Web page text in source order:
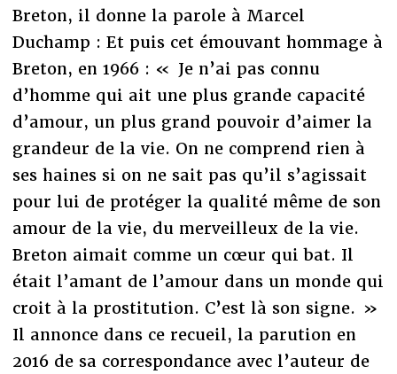
Breton, il donne la parole à Marcel
Duchamp : Et puis cet émouvant hommage à
Breton, en 1966 : « Je n’ai pas connu
d’homme qui ait une plus grande capacité
d’amour, un plus grand pouvoir d’aimer la
grandeur de la vie. On ne comprend rien à
ses haines si on ne sait pas qu’il s’agissait
pour lui de protéger la qualité même de son
amour de la vie, du merveilleux de la vie.
Breton aimait comme un cœur qui bat. Il
était l’amant de l’amour dans un monde qui
croit à la prostitution. C’est là son signe. »
Il annonce dans ce recueil, la parution en
2016 de sa correspondance avec l’auteur de